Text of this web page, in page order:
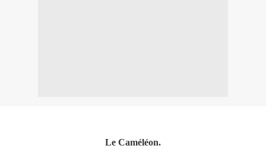
Le Caméléon.